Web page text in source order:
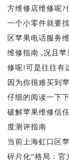
方维修店维修呢?
一个小零件就要
区苹果电话服务
维修指南 ,况且
修呢!可是往往有
因为你很难买到
仔细的阅读一下
破解苹果维修信
度测评指南
当前上海虹口区
碎片化”格局：官